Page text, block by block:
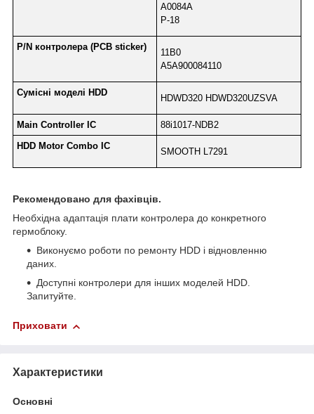
A0084A
P-18
P/N контролера (PCB sticker)
11B0
A5A900084110
Сумісні моделі HDD
HDWD320 HDWD320UZSVA
Main Controller IC
88i1017-NDB2
HDD Motor Combo IC
SMOOTH L7291
Рекомендовано для фахівців.
Необхідна адаптація плати контролера до конкретного
гермоблоку.
Виконуємо роботи по ремонту HDD і відновленню
даних.
Доступні контролери для інших моделей HDD.
Запитуйте.
Приховати
Характеристики
Основні